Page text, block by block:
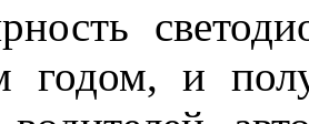
годом, и